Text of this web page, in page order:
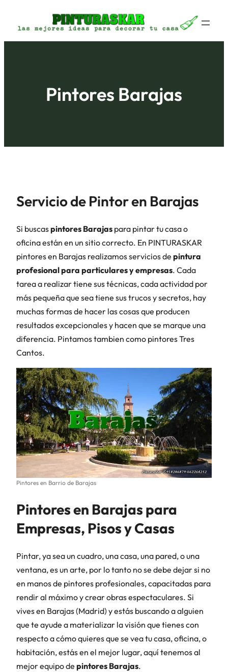
Pintores Barajas
Servicio de Pintor en Barajas
Si buscaspintores Barajas para pintar tu casa o
oficina están en un sitio correcto. En PINTURASKAR
pintores en Barajas realizamos servicios de pintura
profesional para particulares y empresas. Cada
tarea a realizar tiene sus técnicas, cada actividad por
más pequeña que sea tiene sus trucos y secretos, hay
muchas formas de hacer las cosas que producen
resultados excepcionales y hacen que se marque una
diferencia. Pintamos tambien como pintores Tres
Cantos.
Pintores en Barrio de Barajas
Pintores en Barajas para
Empresas, Pisos y Casas
Pintar, ya sea un cuadro, una casa, una pared, o una
ventana, es un arte, por lo tanto no se debe dejar si no
en manos de pintores profesionales, capacitadas para
rendir al máximo y crear obras espectaculares. Si
vives en Barajas (Madrid) y estás buscando a alguien
que te ayude a materializar la visión que tienes con
respecto a cómo quieres que se vea tu casa, oficina, o
habitación, estás en el mejor lugar, aquí tenemos al
mejor equipo de pintores Barajas.